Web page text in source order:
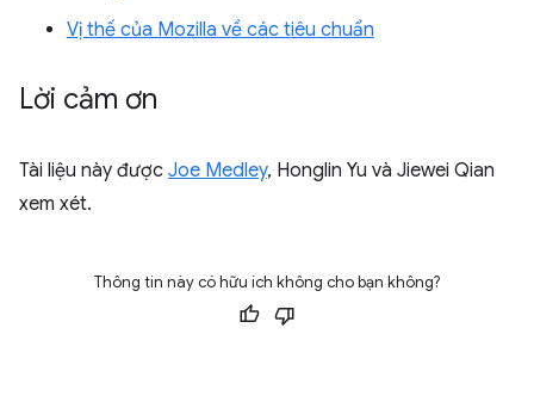
Vị thế của Mozilla về các tiêu chuẩn
Lời cảm ơn
Tài liệu này được Joe Medley, Honglin Yu và Jiewei Qian
xem xét.
Thông tin này có hữu ích không cho bạn không?